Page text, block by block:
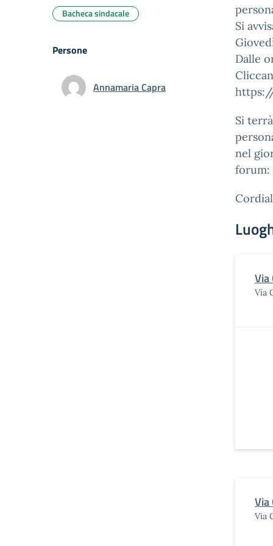
Si
Dalle
Si
nel
forum:
Via
Via
Via
Via
Bacheca sindacale
Persone
Annamaria Capra